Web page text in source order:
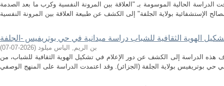
الدراسة الحالية الموسومة بـ "العلاقة بين المرونة النفسية وكرب ما بعد الصدمة
بن الريم, الياس ميلود (
2026-07-07
)
هذه الدراسة إلى الكشف عن دور الإعلام في تشكيل الهوية الثقافية للشباب، من